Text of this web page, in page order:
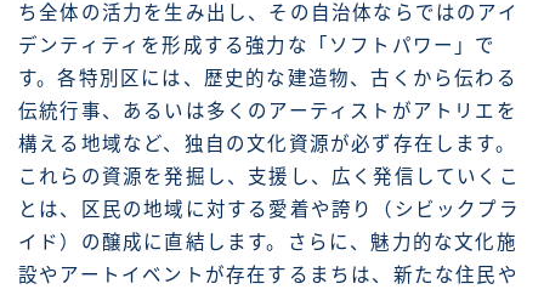
ち全体の活力を生み出し、その自治体ならではのアイ
デンティティを形成する強力な「ソフトパワー」で
す。各特別区には、歴史的な建造物、古くから伝わる
伝統行事、あるいは多くのアーティストがアトリエを
構える地域など、独自の文化資源が必ず存在します。
これらの資源を発掘し、支援し、広く発信していくこ
とは、区民の地域に対する愛着や誇り（シビックプラ
イド）の醸成に直結します。さらに、魅力的な文化施
設やアートイベントが存在するまちは、新たな住民や